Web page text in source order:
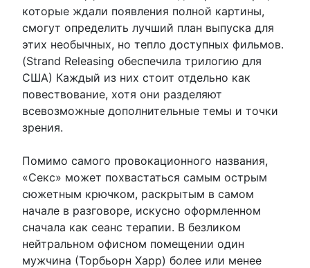
которые ждали появления полной картины,
смогут определить лучший план выпуска для
этих необычных, но тепло доступных фильмов.
(Strand Releasing обеспечила трилогию для
США) Каждый из них стоит отдельно как
повествование, хотя они разделяют
всевозможные дополнительные темы и точки
зрения.
Помимо самого провокационного названия,
«Секс» может похвастаться самым острым
сюжетным крючком, раскрытым в самом
начале в разговоре, искусно оформленном
сначала как сеанс терапии. В безликом
нейтральном офисном помещении один
мужчина (Торбьорн Харр) более или менее